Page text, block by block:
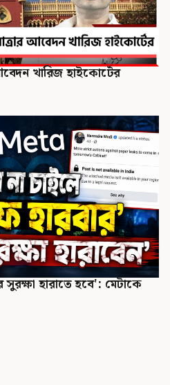
খারিজ হাইকোর্টের
সুরক্ষা হারাতে হবে': মেটাকে